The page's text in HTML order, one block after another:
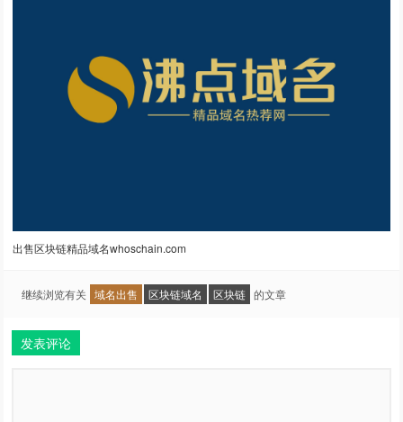
出售区块链精品域名whoschain.com
继续浏览有关 域名出售 区块链域名 区块链 的文章
发表评论